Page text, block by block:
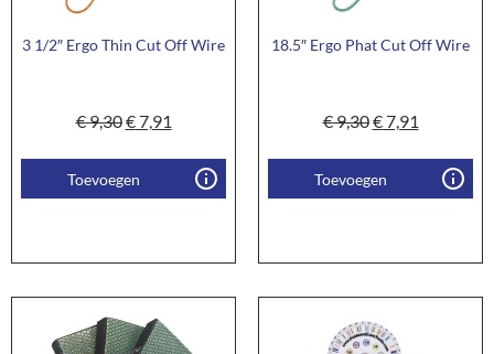
3 1/2″ Ergo Thin Cut Off Wire
€9,30€7,91
Toevoegen
18.5″ Ergo Phat Cut Off Wire
€9,30€7,91
Toevoegen